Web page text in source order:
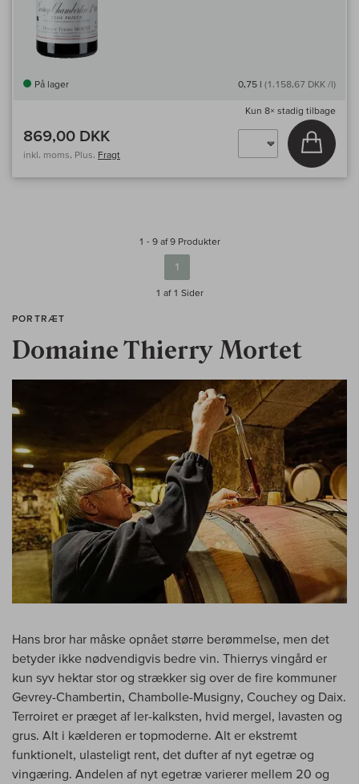
På lager 0,75 l (1.158,67 DKK /l)
Kun 8× stadig tilbage
869,00 DKK
inkl. moms, Plus. Fragt
Læg i
1 - 9 af 9 Produkter
1
1 af 1 Sider
PORTRÆT
Domaine Thierry Mortet
Hans bror har måske opnået større berømmelse, men det
betyder ikke nødvendigvis bedre vin. Thierrys vingård er
kun syv hektar stor og strækker sig over de fire kommuner
Gevrey-Chambertin, Chambolle-Musigny, Couchey og Daix.
Terroiret er præget af ler-kalksten, hvid mergel, lavasten og
grus. Alt i kælderen er topmoderne. Alt er ekstremt
funktionelt, ulasteligt rent, det dufter af nyt egetræ og
vingæring. Andelen af nyt egetræ varierer mellem 20 og